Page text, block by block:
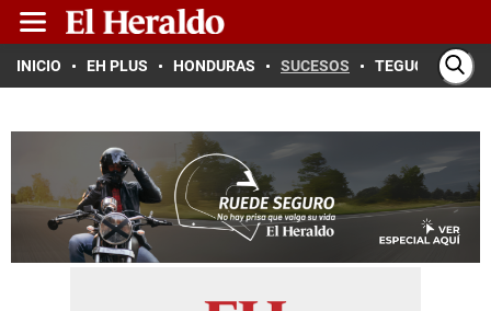
INICIO EH PLUS HONDURAS SUCESOS TEGUCIGALPA